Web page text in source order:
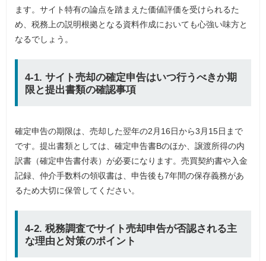
ます。サイト特有の論点を踏まえた価値評価を受けられるた
め、税務上の説明根拠となる資料作成においても心強い味方と
なるでしょう。
4-1. サイト売却の確定申告はいつ行うべきか期
限と提出書類の確認事項
確定申告の期限は、売却した翌年の2月16日から3月15日まで
です。提出書類としては、確定申告書Bのほか、譲渡所得の内
訳書（確定申告書付表）が必要になります。売買契約書や入金
記録、仲介手数料の領収書は、申告後も7年間の保存義務があ
るため大切に保管してください。
4-2. 税務調査でサイト売却申告が否認される主
な理由と対策のポイント